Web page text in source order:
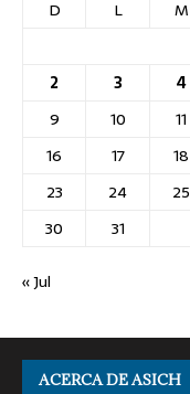
D
L M
2
3 4
9
10 11
16
17 18
23
24 25
30
31
« Jul
ACERCA DE ASICH